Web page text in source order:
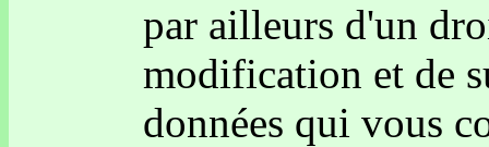
par ailleurs d'un
modification et de
données qui vous